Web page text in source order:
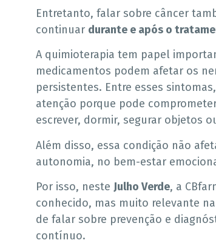
Entretanto, falar sobre câncer
continuar durante e após o
A quimioterapia tem papel
medicamentos podem afetar os
persistentes. Entre esses
atenção porque pode
escrever, dormir, segurar objetos
Além disso, essa condição não
autonomia, no bem-estar
Por isso, neste Julho Verde, a
conhecido, mas muito relevante
de falar sobre prevenção e
contínuo.